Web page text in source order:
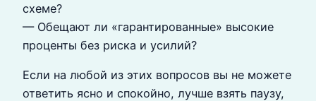
схеме?
— Обещают ли «гарантированные» высокие
проценты без риска и усилий?
Если на любой из этих вопросов вы не можете
ответить ясно и спокойно, лучше взять паузу,